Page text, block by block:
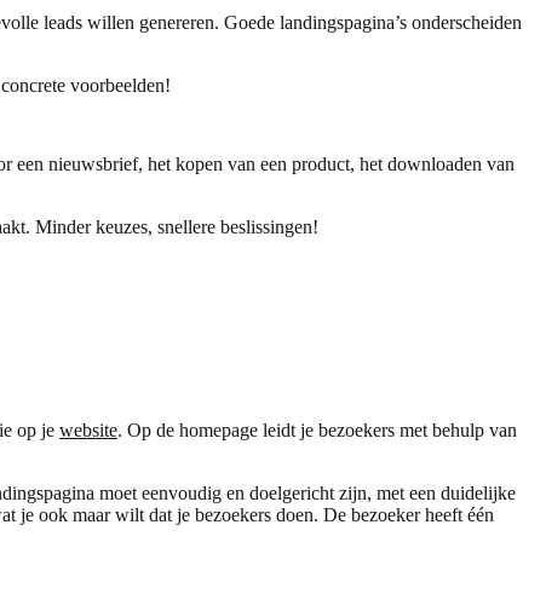
leads willen genereren. Goede landingspagina’s onderscheiden
voorbeelden!
een nieuwsbrief, het kopen van een product, het downloaden van
Minder keuzes, snellere beslissingen!
op je website. Op de homepage leidt je bezoekers met behulp van
moet eenvoudig en doelgericht zijn, met een duidelijke
je ook maar wilt dat je bezoekers doen. De bezoeker heeft één